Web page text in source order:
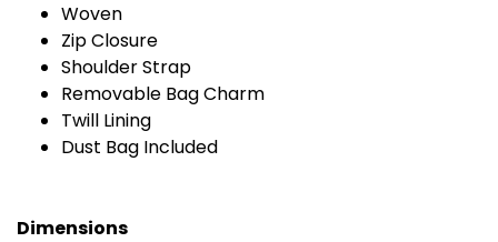
Woven
Zip Closure
Shoulder Strap
Removable Bag Charm
Twill Lining
Dust Bag Included
Dimensions